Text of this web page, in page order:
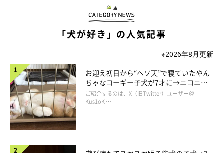
「犬が好き」の人気記事
※2026年8月更新
お迎え初日から“ヘソ天”で寝ていたやん
ちゃなコーギー子犬が7才に→ニコニ
コ“コーギースマイル”が魅力のコに成
長！
ご紹介するのは、X（旧Twitter）ユーザー＠
Kus1oK …